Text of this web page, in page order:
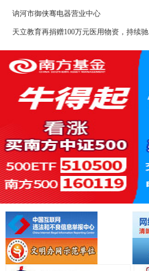
讷河市御侠骞电器营业中心
天立教育再捐赠100万元医用物资，持续驰